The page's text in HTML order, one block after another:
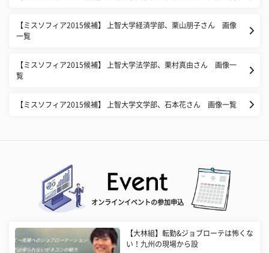
【ミスソフィア2015候補】 上智大学経済学部、栗山朋子さん 画像
一覧
【ミスソフィア2015候補】 上智大学法学部、栗村真由さん 画像一
覧
【ミスソフィア2015候補】 上智大学文学部、石本花さん 画像一覧
オンラインイベントの参加申込
【大林組】転勤&ジョブローテは怖くな
い！九州の現場から設